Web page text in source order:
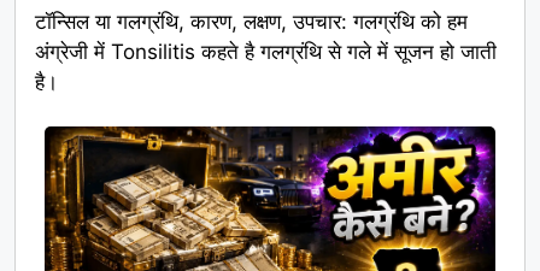
टॉन्सिल या गलग्रंथि, कारण, लक्षण, उपचार: गलग्रंथि को हम
अंग्रेजी में Tonsilitis कहते है गलग्रंथि से गले में सूजन हो जाती
है।